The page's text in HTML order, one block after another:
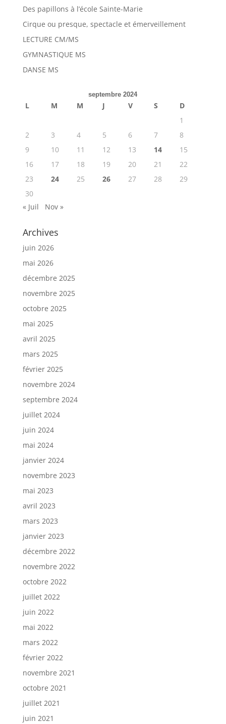
Des papillons à l’école Sainte-Marie
Cirque ou presque, spectacle et émerveillement
LECTURE CM/MS
GYMNASTIQUE MS
DANSE MS
septembre 2024
L M M J V S
D
1
2
3 4 5 6 7
8
9
10 11 12 13 14
15
16
17 18 19 20 21
22
23
24 25 26 27 28
29
30
« Juil
Nov »
Archives
juin 2026
mai 2026
décembre 2025
novembre 2025
octobre 2025
mai 2025
avril 2025
mars 2025
février 2025
novembre 2024
septembre 2024
juillet 2024
juin 2024
mai 2024
janvier 2024
novembre 2023
mai 2023
avril 2023
mars 2023
janvier 2023
décembre 2022
novembre 2022
octobre 2022
juillet 2022
juin 2022
mai 2022
mars 2022
février 2022
novembre 2021
octobre 2021
juillet 2021
juin 2021